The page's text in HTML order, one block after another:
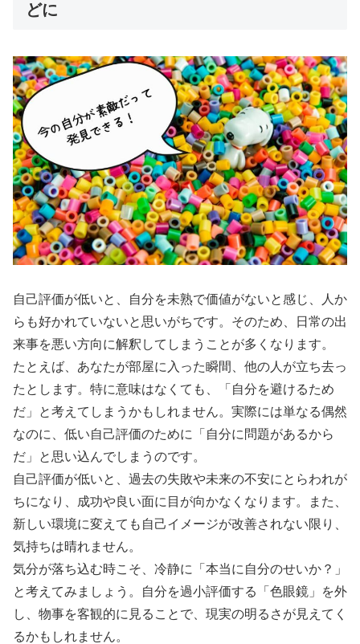
どに
自己評価が低いと、自分を未熟で価値がないと感じ、人か
らも好かれていないと思いがちです。そのため、日常の出
来事を悪い方向に解釈してしまうことが多くなります。
たとえば、あなたが部屋に入った瞬間、他の人が立ち去っ
たとします。特に意味はなくても、「自分を避けるため
だ」と考えてしまうかもしれません。実際には単なる偶然
なのに、低い自己評価のために「自分に問題があるから
だ」と思い込んでしまうのです。
自己評価が低いと、過去の失敗や未来の不安にとらわれが
ちになり、成功や良い面に目が向かなくなります。また、
新しい環境に変えても自己イメージが改善されない限り、
気持ちは晴れません。
気分が落ち込む時こそ、冷静に「本当に自分のせいか？」
と考えてみましょう。自分を過小評価する「色眼鏡」を外
し、物事を客観的に見ることで、現実の明るさが見えてく
るかもしれません。